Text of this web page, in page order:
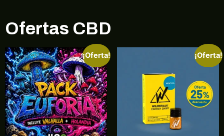
Ofertas CBD
¡Oferta! ¡Oferta!